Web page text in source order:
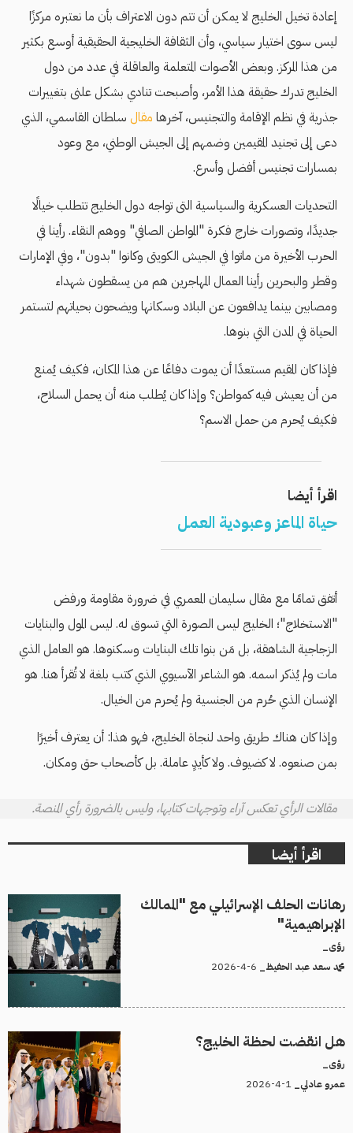
إعادة تخيل الخليج لا يمكن أن تتم دون الاعتراف بأن ما نعتبره مركزًا
ليس سوى اختيار سياسي، وأن الثقافة الخليجية الحقيقية أوسع بكثير
من هذا المركز. وبعض الأصوات المتعلمة والعاقلة في عدد من دول
الخليج تدرك حقيقة هذا الأمر، وأصبحت تنادي بشكل علنى بتغييرات
جذرية في نظم الإقامة والتجنيس، آخرها مقال سلطان القاسمي، الذي
دعى إلى تجنيد المقيمين وضمهم إلى الجيش الوطني، مع وعود
بمسارات تجنيس أفضل وأسرع.
التحديات العسكرية والسياسية التى تواجه دول الخليج تتطلب خيالًا
جديدًا، وتصورات خارج فكرة "المواطن الصافي" ووهم النقاء. رأينا في
الحرب الأخيرة من ماتوا في الجيش الكويتى وكانوا "بدون"، وفي الإمارات
وقطر والبحرين رأينا العمال المهاجرين هم من يسقطون شهداء
ومصابين بينما يدافعون عن البلاد وسكانها ويضحون بحياتهم لتستمر
الحياة في المدن التي بنوها.
فإذا كان المقيم مستعدًا أن يموت دفاعًا عن هذا المكان، فكيف يُمنع
من أن يعيش فيه كمواطن؟ وإذا كان يُطلب منه أن يحمل السلاح،
فكيف يُحرم من حمل الاسم؟
اقرأ أيضا
حياة الماعز وعبودية العمل
أتفق تمامًا مع مقال سليمان المعمري في ضرورة مقاومة ورفض
"الاستخلاج"؛ الخليج ليس الصورة التي تسوق له. ليس المول والبنايات
الزجاجية الشاهقة، بل مَن بنوا تلك البنايات وسكنوها. هو العامل الذي
مات ولم يُذكر اسمه. هو الشاعر الآسيوي الذي كتب بلغة لا تُقرأ هنا. هو
الإنسان الذي حُرم من الجنسية ولم يُحرم من الخيال.
وإذا كان هناك طريق واحد لنجاة الخليج، فهو هذا: أن يعترف أخيرًا
بمن صنعوه. لا كضيوف. ولا كأيدٍ عاملة. بل كأصحاب حق ومكان.
مقالات الرأي تعكس آراء وتوجهات كتابها، وليس بالضرورة رأي المنصة.
اقرأ أيضا
رهانات الحلف الإسرائيلي مع "الممالك
الإبراهيمية"
رؤى_
محمد سعد عبد الحفيظ_
هل انقضت لحظة الخليج؟
رؤى_
عمرو عادلي_